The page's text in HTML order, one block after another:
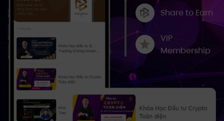
Share to Earn
VIP
Membership